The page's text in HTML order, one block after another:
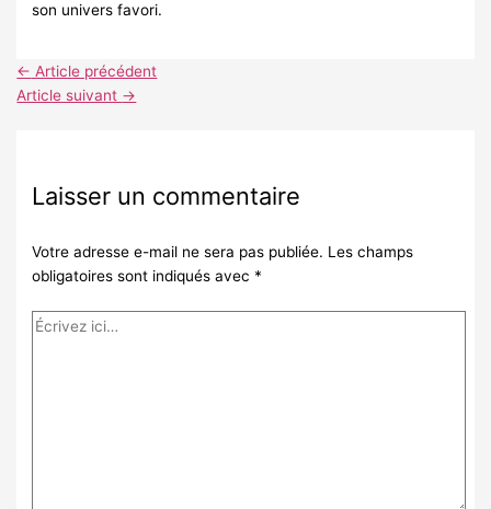
son univers favori.
← Article précédent
Article suivant →
Laisser un commentaire
Votre adresse e-mail ne sera pas publiée. Les champs
obligatoires sont indiqués avec *
Écrivez